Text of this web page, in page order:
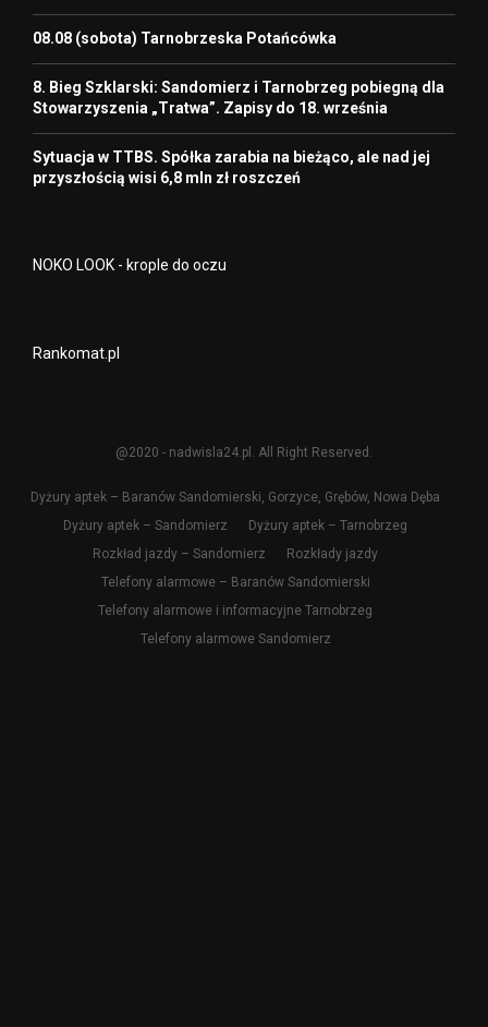
08.08 (sobota) Tarnobrzeska Potańcówka
8. Bieg Szklarski: Sandomierz i Tarnobrzeg pobiegną dla
Stowarzyszenia „Tratwa”. Zapisy do 18. września
Sytuacja w TTBS. Spółka zarabia na bieżąco, ale nad jej
przyszłością wisi 6,8 mln zł roszczeń
NOKO LOOK - krople do oczu
Rankomat.pl
@2020 - nadwisla24.pl. All Right Reserved.
Dyżury aptek – Baranów Sandomierski, Gorzyce, Grębów, Nowa Dęba
Dyżury aptek – Sandomierz
Dyżury aptek – Tarnobrzeg
Rozkład jazdy – Sandomierz
Rozkłady jazdy
Telefony alarmowe – Baranów Sandomierski
Telefony alarmowe i informacyjne Tarnobrzeg
Telefony alarmowe Sandomierz